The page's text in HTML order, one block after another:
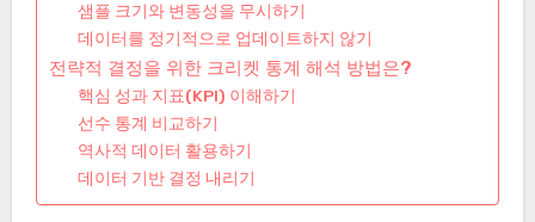
샘플 크기와 변동성을 무시하기
데이터를 정기적으로 업데이트하지 않기
전략적 결정을 위한 크리켓 통계 해석 방법은?
핵심 성과 지표(KPI) 이해하기
선수 통계 비교하기
역사적 데이터 활용하기
데이터 기반 결정 내리기